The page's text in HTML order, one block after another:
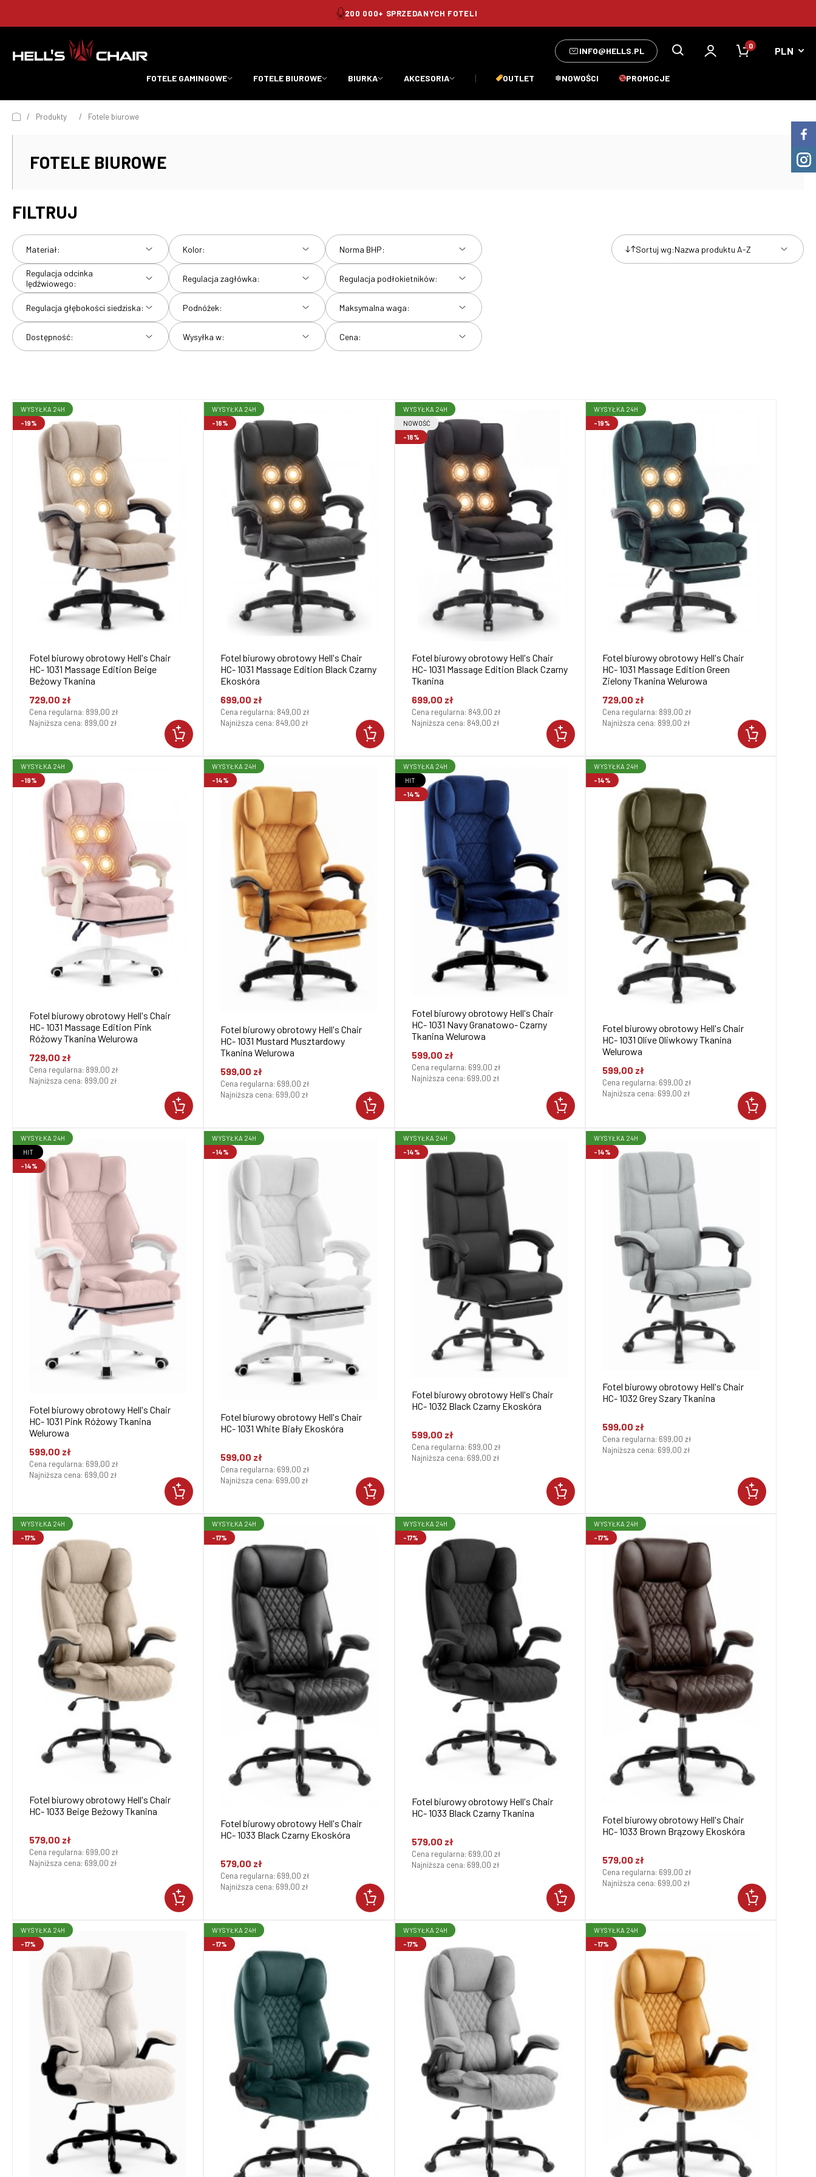
BEZPIECZNE I SZYBKIE TRANSAKCJE
FOTELE GAMINGOWE FOTELE BIUROWE BIURKA AKCESORIA OUTLET NOWOŚCI PROMOCJE
INFO@HELLS.PL 0
/ Produkty / Fotele biurowe
FOTELE BIUROWE
FILTRUJ
Materiał: Kolor: Norma BHP:
Regulacja odcinka
lędźwiowego:
Regulacja zagłówka: Regulacja podłokietników:
Regulacja głębokości siedziska: Podnóżek: Maksymalna waga:
Dostępność: Wysyłka w: Cena:
Sortuj wg:Nazwa produktu A-Z
Fotel biurowy obrotowy Hell's Chair
HC- 1031 Massage Edition Beige
Beżowy Tkanina
729,00 zł
Cena regularna: 899,00 zł
Najniższa cena: 899,00 zł
-19%
WYSYŁKA 24H
Fotel biurowy obrotowy Hell's Chair
HC- 1031 Massage Edition Black Czarny
Ekoskóra
699,00 zł
Cena regularna: 849,00 zł
Najniższa cena: 849,00 zł
-18%
WYSYŁKA 24H
Fotel biurowy obrotowy Hell's Chair
HC- 1031 Massage Edition Black Czarny
Tkanina
699,00 zł
Cena regularna: 849,00 zł
Najniższa cena: 849,00 zł
-18%
NOWOŚĆ
WYSYŁKA 24H
Fotel biurowy obrotowy Hell's Chair
HC- 1031 Massage Edition Green
Zielony Tkanina Welurowa
729,00 zł
Cena regularna: 899,00 zł
Najniższa cena: 899,00 zł
-19%
WYSYŁKA 24H
Fotel biurowy obrotowy Hell's Chair
HC- 1031 Massage Edition Pink
Różowy Tkanina Welurowa
729,00 zł
Cena regularna: 899,00 zł
Najniższa cena: 899,00 zł
-19%
WYSYŁKA 24H
Fotel biurowy obrotowy Hell's Chair
HC- 1031 Mustard Musztardowy
Tkanina Welurowa
599,00 zł
Cena regularna: 699,00 zł
Najniższa cena: 699,00 zł
-14%
WYSYŁKA 24H
Fotel biurowy obrotowy Hell's Chair
HC- 1031 Navy Granatowo- Czarny
Tkanina Welurowa
599,00 zł
Cena regularna: 699,00 zł
Najniższa cena: 699,00 zł
-14%
WYSYŁKA 24H
HIT
Fotel biurowy obrotowy Hell's Chair
HC- 1031 Olive Oliwkowy Tkanina
Welurowa
599,00 zł
Cena regularna: 699,00 zł
Najniższa cena: 699,00 zł
-14%
WYSYŁKA 24H
Fotel biurowy obrotowy Hell's Chair
HC- 1031 Pink Różowy Tkanina
Welurowa
599,00 zł
Cena regularna: 699,00 zł
Najniższa cena: 699,00 zł
-14%
WYSYŁKA 24H
HIT
Fotel biurowy obrotowy Hell's Chair
HC- 1031 White Biały Ekoskóra
599,00 zł
Cena regularna: 699,00 zł
Najniższa cena: 699,00 zł
-14%
WYSYŁKA 24H
Fotel biurowy obrotowy Hell's Chair
HC- 1032 Black Czarny Ekoskóra
599,00 zł
Cena regularna: 699,00 zł
Najniższa cena: 699,00 zł
-14%
WYSYŁKA 24H
Fotel biurowy obrotowy Hell's Chair
HC- 1032 Grey Szary Tkanina
599,00 zł
Cena regularna: 699,00 zł
Najniższa cena: 699,00 zł
-14%
WYSYŁKA 24H
Fotel biurowy obrotowy Hell's Chair
HC- 1033 Beige Beżowy Tkanina
579,00 zł
Cena regularna: 699,00 zł
Najniższa cena: 699,00 zł
-17%
WYSYŁKA 24H
Fotel biurowy obrotowy Hell's Chair
HC- 1033 Black Czarny Ekoskóra
579,00 zł
Cena regularna: 699,00 zł
Najniższa cena: 699,00 zł
-17%
WYSYŁKA 24H
Fotel biurowy obrotowy Hell's Chair
HC- 1033 Black Czarny Tkanina
579,00 zł
Cena regularna: 699,00 zł
Najniższa cena: 699,00 zł
-17%
WYSYŁKA 24H
Fotel biurowy obrotowy Hell's Chair
HC- 1033 Brown Brązowy Ekoskóra
579,00 zł
Cena regularna: 699,00 zł
Najniższa cena: 699,00 zł
-17%
WYSYŁKA 24H
-17%
WYSYŁKA 24H
-17%
WYSYŁKA 24H
-17%
WYSYŁKA 24H
-17%
WYSYŁKA 24H